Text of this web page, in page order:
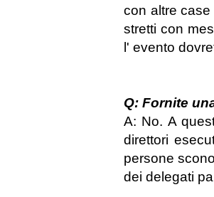
con altre
stretti con
l' evento
Q: Fornite
A: No. A
direttori
persone
dei delegati